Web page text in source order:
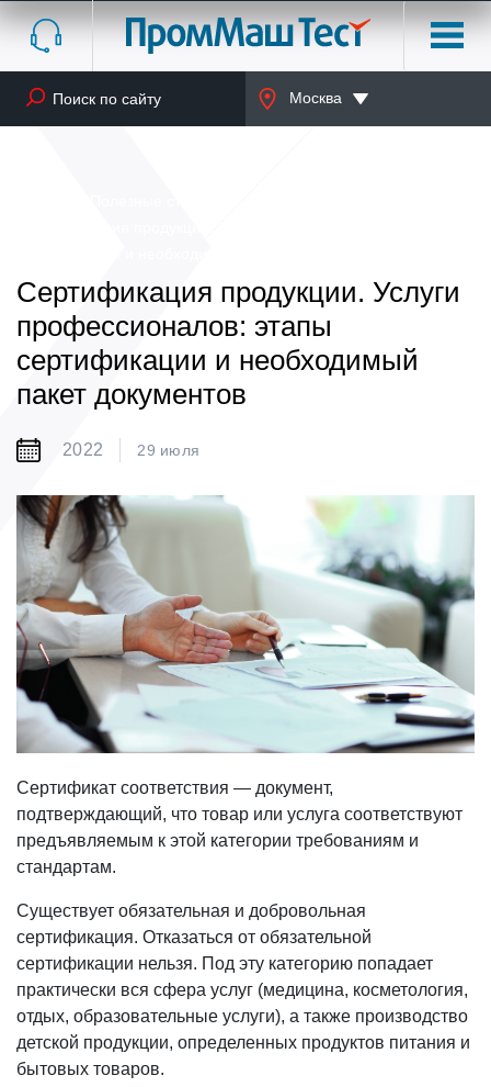
Москва
Сертификация продукции. Услуги
профессионалов: этапы
сертификации и необходимый
пакет документов
2022 29 июля
Сертификат соответствия — документ,
подтверждающий, что товар или услуга соответствуют
предъявляемым к этой категории требованиям и
стандартам.
Существует обязательная и добровольная
сертификация. Отказаться от обязательной
сертификации нельзя. Под эту категорию попадает
практически вся сфера услуг (медицина, косметология,
отдых, образовательные услуги), а также производство
детской продукции, определенных продуктов питания и
бытовых товаров.